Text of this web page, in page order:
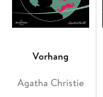
Vorhang
Agatha Christie